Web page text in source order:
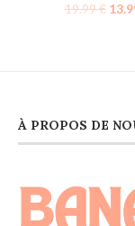
19.99€
À PROPOS DE